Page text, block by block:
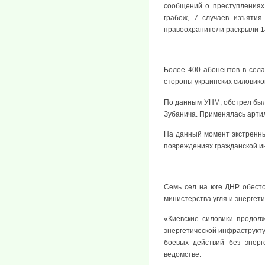
сообщений о
грабеж, 7 случаев
правоохранители раскрыли
Более 400 абонентов в
стороны украинских
По данным УНМ, обстрел был
Зубанича. Применялась
На данный момент
повреждениях гражданской
Семь сел на юге ДНР
министерства угля и
«Киевские силовики
энергетической
боевых действий без
ведомстве.